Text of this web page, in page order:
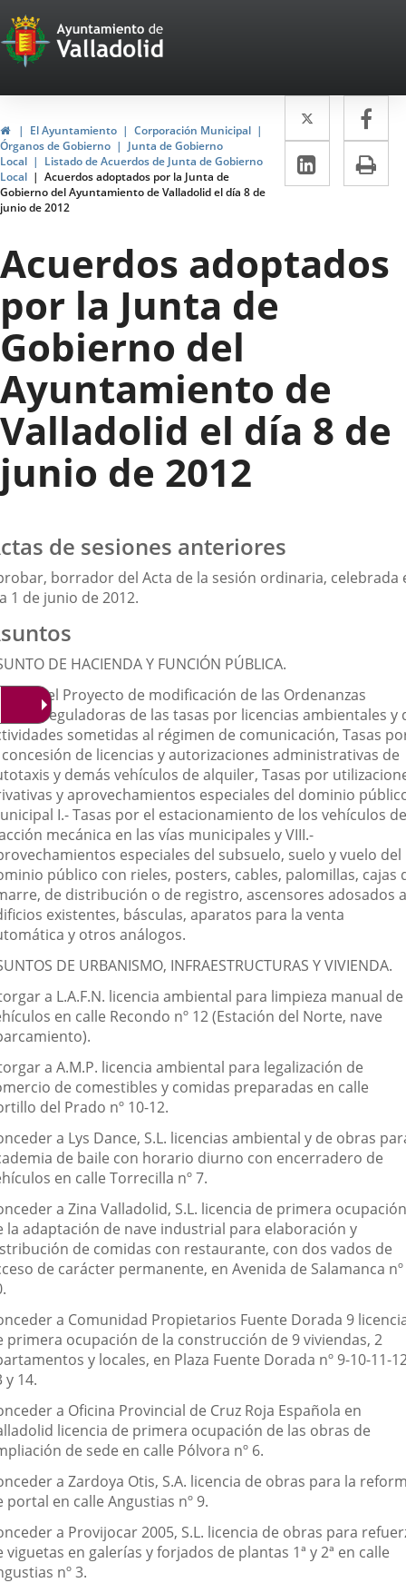
Portal
Web
del
Ayuntamiento
de
Valladolid
HomeEl Ayuntamiento
Corporación Municipal
Órganos de Gobierno
Junta de Gobierno
Local
Listado de Acuerdos de Junta de Gobierno
Local
Acuerdos adoptados por la Junta de
Gobierno del Ayuntamiento de Valladolid el día 8 de
junio de 2012
Twitter
Enlace
a
una
a
Linkedin
Enlace
a
externa.
Acuerdos adoptados
por la Junta de
Gobierno del
Ayuntamiento de
Valladolid el día 8 de
junio de 2012
de sesiones anteriores
borrador del Acta de la sesión ordinaria, celebrada
1 de junio de 2012.
DE HACIENDA Y FUNCIÓN PÚBLICA.
el Proyecto de modificación de las Ordenanzas
reguladoras de las tasas por licencias ambientales y
sometidas al régimen de comunicación, Tasas
de licencias y autorizaciones administrativas de
y demás vehículos de alquiler, Tasas por
y aprovechamientos especiales del dominio
I.- Tasas por el estacionamiento de los vehículos de
mecánica en las vías municipales y VIII.-
especiales del subsuelo, suelo y vuelo del
público con rieles, posters, cables, palomillas, cajas
de distribución o de registro, ascensores adosados a
existentes, básculas, aparatos para la venta
y otros análogos.
DE URBANISMO, INFRAESTRUCTURAS Y VIVIENDA.
a L.A.F.N. licencia ambiental para limpieza manual de
en calle Recondo nº 12 (Estación del Norte, nave
a A.M.P. licencia ambiental para legalización de
de comestibles y comidas preparadas en calle
del Prado nº 10-12.
a Lys Dance, S.L. licencias ambiental y de obras
de baile con horario diurno con encerradero de
en calle Torrecilla nº 7.
a Zina Valladolid, S.L. licencia de primera ocupación
la adaptación de nave industrial para elaboración y
de comidas con restaurante, con dos vados de
de carácter permanente, en Avenida de Salamanca nº
a Comunidad Propietarios Fuente Dorada 9
primera ocupación de la construcción de 9 viviendas, 2
y locales, en Plaza Fuente Dorada nº 9-10-11-
y 14.
a Oficina Provincial de Cruz Roja Española en
licencia de primera ocupación de las obras de
de sede en calle Pólvora nº 6.
a Zardoya Otis, S.A. licencia de obras para la
portal en calle Angustias nº 9.
a Provijocar 2005, S.L. licencia de obras para
viguetas en galerías y forjados de plantas 1ª y 2ª en calle
nº 3.